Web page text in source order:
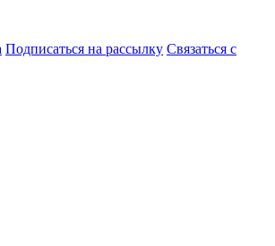
Подписаться на рассылку Связаться с